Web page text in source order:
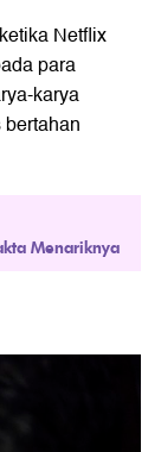
Netflix
para
karya
Menariknya